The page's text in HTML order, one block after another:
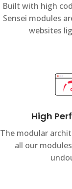
Built with high
Sensei modules
websites
High
The modular
all our